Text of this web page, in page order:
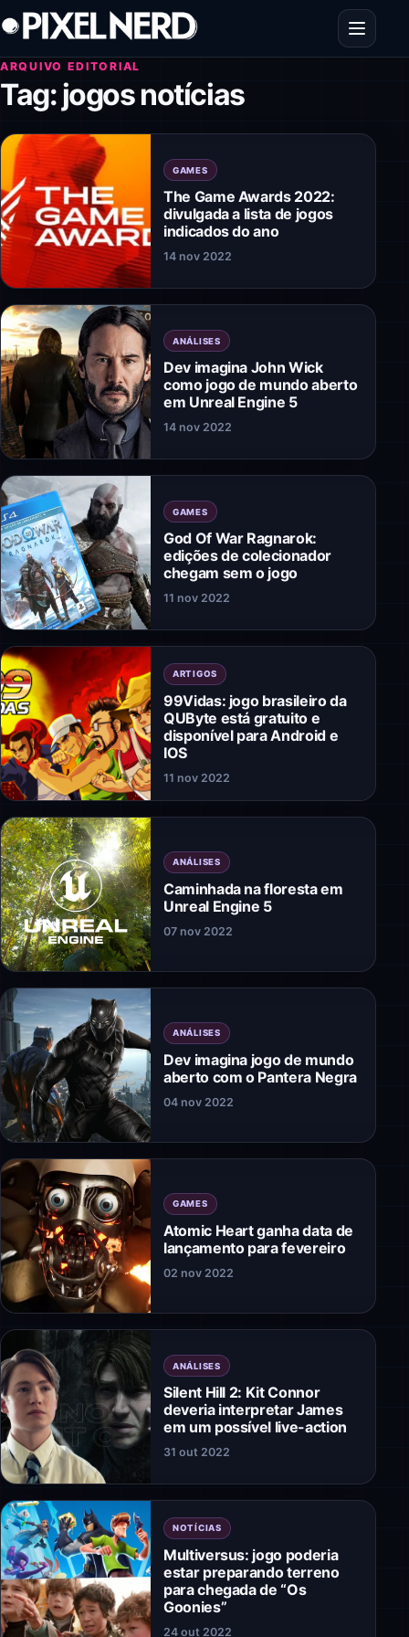
Pular para o conteúdo
Abrir
ARQUIVO EDITORIAL
Tag:jogos notícias
GAMES
The Game Awards 2022:
divulgada a lista de jogos
indicados do ano
14 nov 2022
ANÁLISES
Dev imagina John Wick
como jogo de mundo aberto
em Unreal Engine 5
14 nov 2022
GAMES
God Of War Ragnarok:
edições de colecionador
chegam sem o jogo
11 nov 2022
ARTIGOS
99Vidas: jogo brasileiro da
QUByte está gratuito e
disponível para Android e
IOS
11 nov 2022
ANÁLISES
Caminhada na floresta em
Unreal Engine 5
07 nov 2022
ANÁLISES
Dev imagina jogo de mundo
aberto com o Pantera Negra
04 nov 2022
GAMES
Atomic Heart ganha data de
lançamento para fevereiro
02 nov 2022
ANÁLISES
Silent Hill 2: Kit Connor
deveria interpretar James
em um possível live-action
31 out 2022
NOTÍCIAS
Multiversus: jogo poderia
estar preparando terreno
para chegada de “Os
Goonies”
24 out 2022